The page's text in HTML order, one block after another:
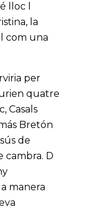
lloc l
la
com una
per
quatre
Casals
Bretón
de
cambra. D
manera